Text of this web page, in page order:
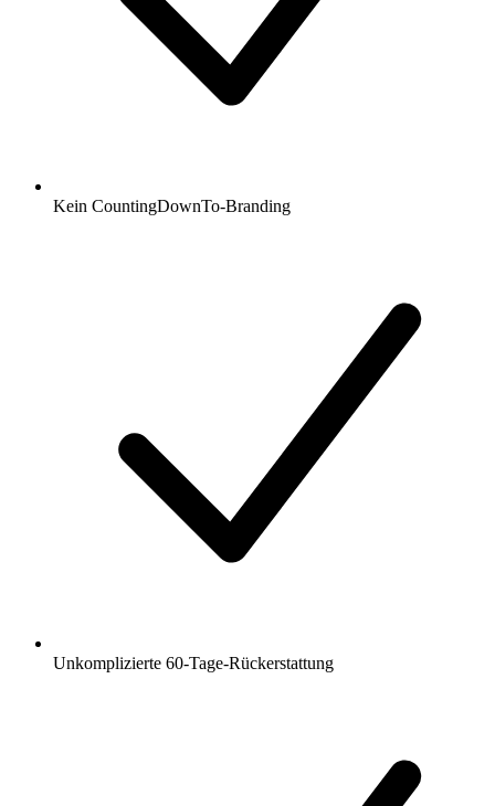
Kein CountingDownTo-Branding
Unkomplizierte 60-Tage-Rückerstattung